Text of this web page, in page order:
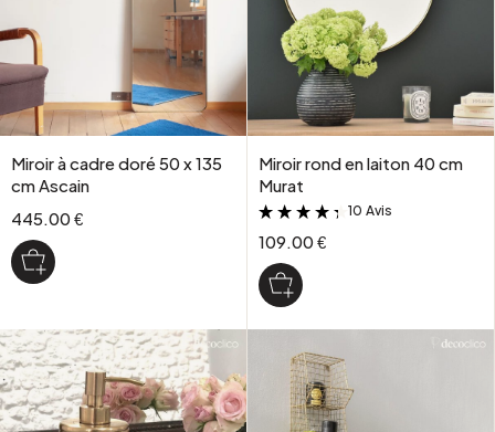
Miroir à cadre doré 50 x 135
cm Ascain
445.00 €
Miroir rond en laiton 40 cm
Murat
&
10 Avis
109.00 €